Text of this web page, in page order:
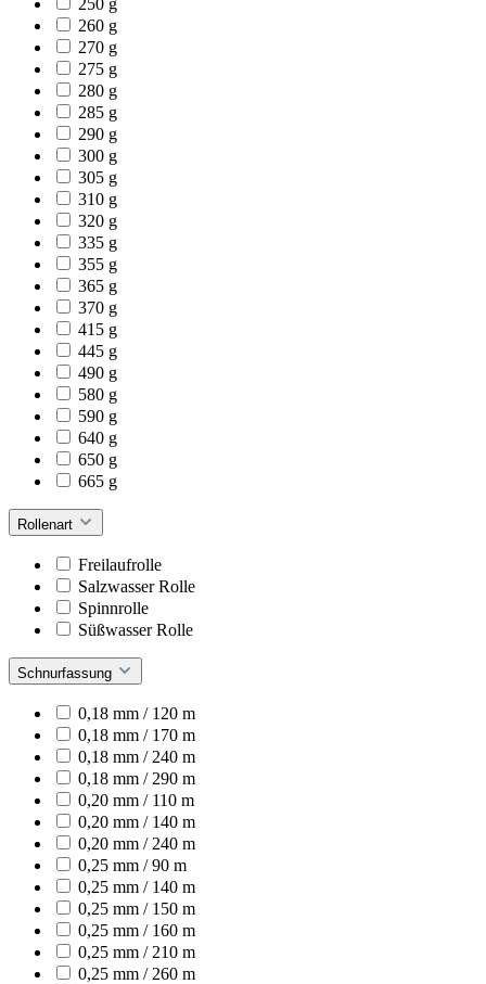
260 g
270 g
275 g
280 g
285 g
290 g
300 g
305 g
310 g
320 g
335 g
355 g
365 g
370 g
415 g
445 g
490 g
580 g
590 g
640 g
650 g
665 g
Rollenart
Freilaufrolle
Salzwasser Rolle
Spinnrolle
Süßwasser Rolle
Schnurfassung
0,18 mm / 120 m
0,18 mm / 170 m
0,18 mm / 240 m
0,18 mm / 290 m
0,20 mm / 110 m
0,20 mm / 140 m
0,20 mm / 240 m
0,25 mm / 90 m
0,25 mm / 140 m
0,25 mm / 150 m
0,25 mm / 160 m
0,25 mm / 210 m
0,25 mm / 260 m